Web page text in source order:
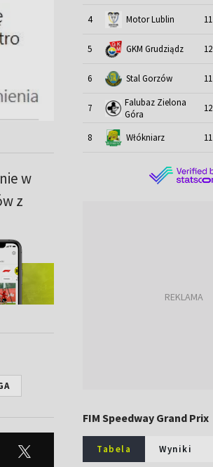
w
z
4 Motor Lublin 11
5 GKM Grudziądz 12
6 Stal Gorzów 11
7
Falubaz Zielona
Góra
12
8 Włókniarz 11
FIM Speedway Grand Prix
Tabela Wyniki